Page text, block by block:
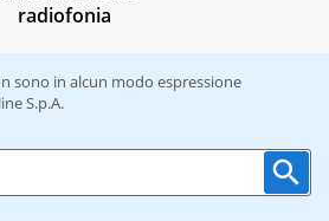
radiofonia
sono in alcun modo espressione
S.p.A.